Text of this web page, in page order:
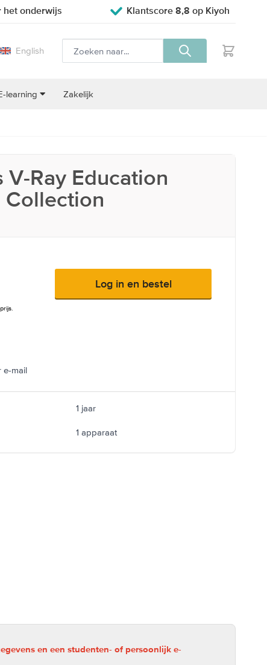
het onderwijs Klantscore 8,8 op Kiyoh
English
learning Zakelijk
V-Ray Education
Collection
Log in en bestel
e-mail
1 jaar
1 apparaat
en een studenten- of persoonlijk e-